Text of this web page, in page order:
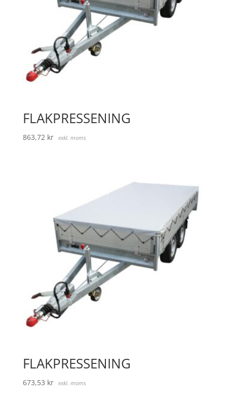
FLAKPRESSENING
863,72 kr exkl. moms
FLAKPRESSENING
673,53 kr exkl. moms